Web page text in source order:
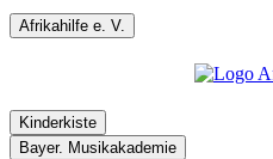
Afrikahilfe e. V.
Kinderkiste
Bayer. Musikakademie